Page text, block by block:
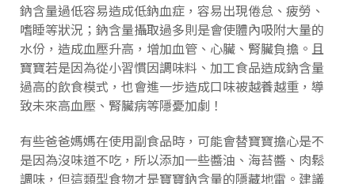
鈉含量過低容易造成低鈉血症，容易出現倦怠、疲勞、
嗜睡等狀況；鈉含量攝取過多則是會使體內吸附大量的
水份，造成血壓升高，增加血管、心臟、腎臟負擔。且
寶寶若是因為從小習慣因調味料、加工食品造成鈉含量
過高的飲食模式，也會進一步造成口味被越養越重，導
致未來高血壓、腎臟病等隱憂加劇！
有些爸爸媽媽在使用副食品時，可能會替寶寶擔心是不
是因為沒味道不吃，所以添加一些醬油、海苔醬、肉鬆
調味，但這類型食物才是寶寶鈉含量的隱藏地雷。建議